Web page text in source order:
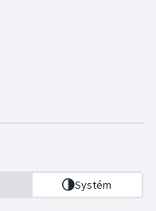
Systém